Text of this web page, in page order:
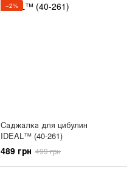
−2%
Cаджалка для цибулин
IDEAL™ (40-261)
489 грн 499 грн